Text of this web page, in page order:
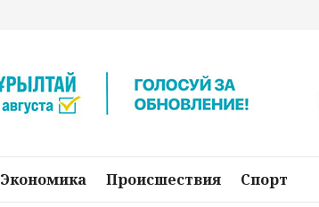
Экономика Происшествия Спорт